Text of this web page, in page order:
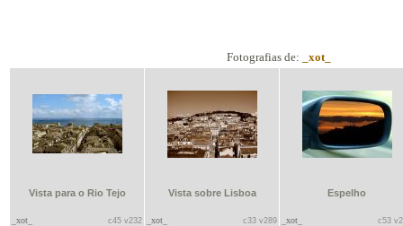
Fotografias de: _xot_
Vista para o Rio Tejo
_xot_ c45 v232
Vista sobre Lisboa
_xot_ c33 v289
Espelho
_xot_ c53